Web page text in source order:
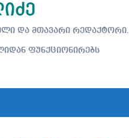
და მთავარი რედაქტორი.
ფუნქციონირებს